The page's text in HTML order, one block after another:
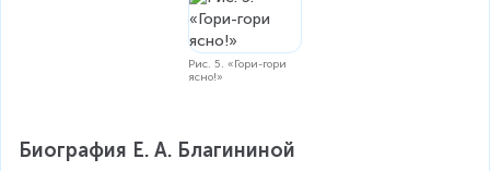
Рис. 5. «Гори-гори
ясно!»
Биография Е. А. Благининой